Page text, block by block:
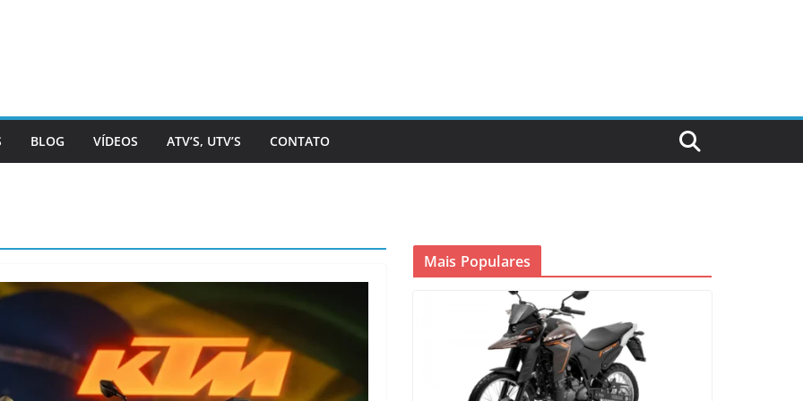
BLOG VÍDEOS ATV’S, UTV’S CONTATO
Mais Populares